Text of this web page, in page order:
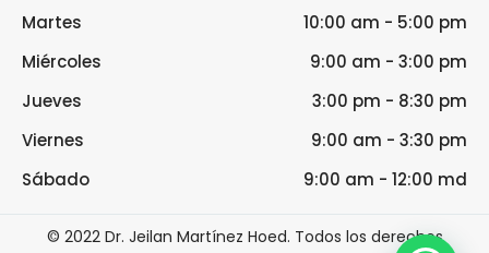
Martes
10:00 am - 5:00 pm
Miércoles
9:00 am - 3:00 pm
Jueves
3:00 pm - 8:30 pm
Viernes
9:00 am - 3:30 pm
Sábado
9:00 am - 12:00 md
© 2022 Dr. Jeilan Martínez Hoed. Todos los derechos